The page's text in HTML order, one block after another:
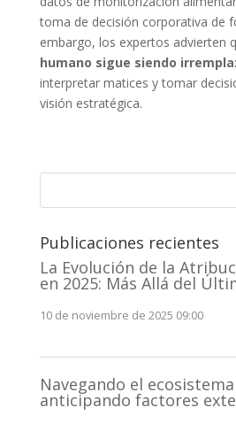
toma de decisión corporativa de
embargo, los expertos advierten
humano sigue siendo
interpretar matices y tomar
visión estratégica.
Publicaciones recientes
La Evolución de la
en 2025: Más Allá del
10 de noviembre de 2025 09:00
Navegando el
anticipando factores